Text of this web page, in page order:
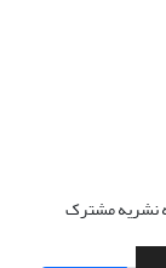
نشریه مشترک